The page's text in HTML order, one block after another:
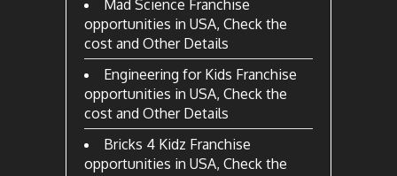
Mad Science Franchise
opportunities in USA, Check the
cost and Other Details
Engineering for Kids Franchise
opportunities in USA, Check the
cost and Other Details
Bricks 4 Kidz Franchise
opportunities in USA, Check the